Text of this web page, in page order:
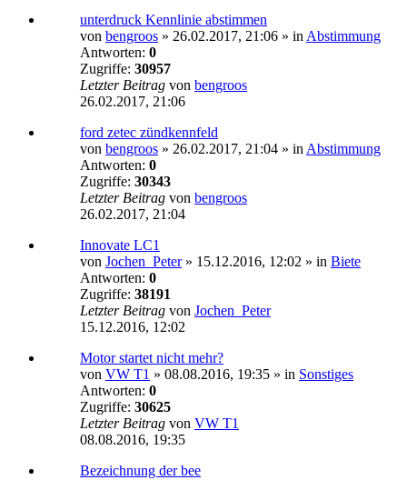
unterdruck Kennlinie abstimmen
von bengroos » 26.02.2017, 21:06 » in Abstimmung
Antworten: 0
Zugriffe: 30957
Letzter Beitrag von bengroos
26.02.2017, 21:06
ford zetec zündkennfeld
von bengroos » 26.02.2017, 21:04 » in Abstimmung
Antworten: 0
Zugriffe: 30343
Letzter Beitrag von bengroos
26.02.2017, 21:04
Innovate LC1
von Jochen_Peter» 15.12.2016, 12:02 » in Biete
Antworten: 0
Zugriffe: 38191
Letzter Beitrag von Jochen_Peter
15.12.2016, 12:02
Motor startet nicht mehr?
von VW T1 » 08.08.2016, 19:35 » in Sonstiges
Antworten: 0
Zugriffe: 30625
Letzter Beitrag von VW T1
08.08.2016, 19:35
Bezeichnung der bee